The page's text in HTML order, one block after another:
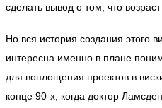
сделать вывод о том, что
Но вся история создания этого
интересна именно в плане
для воплощения проектов в
конце 90-х, когда доктор